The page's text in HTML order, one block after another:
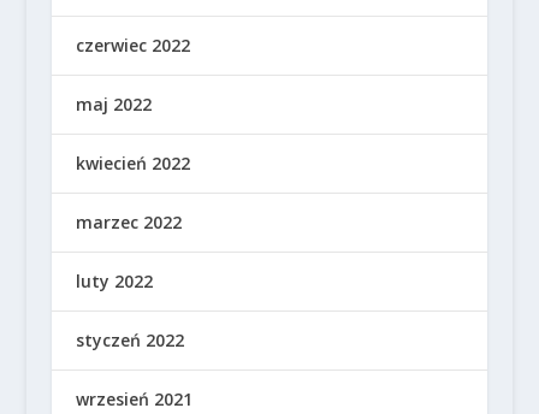
czerwiec 2022
maj 2022
kwiecień 2022
marzec 2022
luty 2022
styczeń 2022
wrzesień 2021